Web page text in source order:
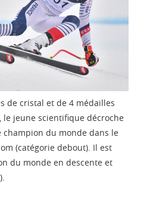
de cristal et de 4 médailles
le jeune scientifique décroche
du monde dans le
(catégorie debout). Il est
du monde en descente et